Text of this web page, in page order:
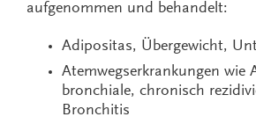
aufgenommen und behandelt:
Adipositas, Übergewicht,
Atemwegserkrankungen wie
bronchiale, chronisch
Bronchitis